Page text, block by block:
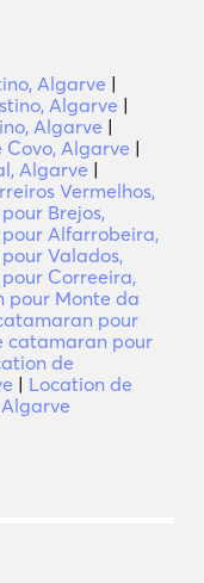
Algarve |
Algarve |
Algarve |
Algarve |
Algarve |
Vermelhos,
Brejos,
Alfarrobeira,
Valados,
Correeira,
pour Monte da
pour
catamaran pour
de
| Location de